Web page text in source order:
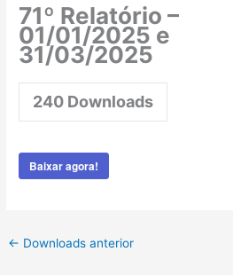
71º Relatório –
01/01/2025 e
31/03/2025
240 Downloads
Baixar agora!
← Downloads anterior